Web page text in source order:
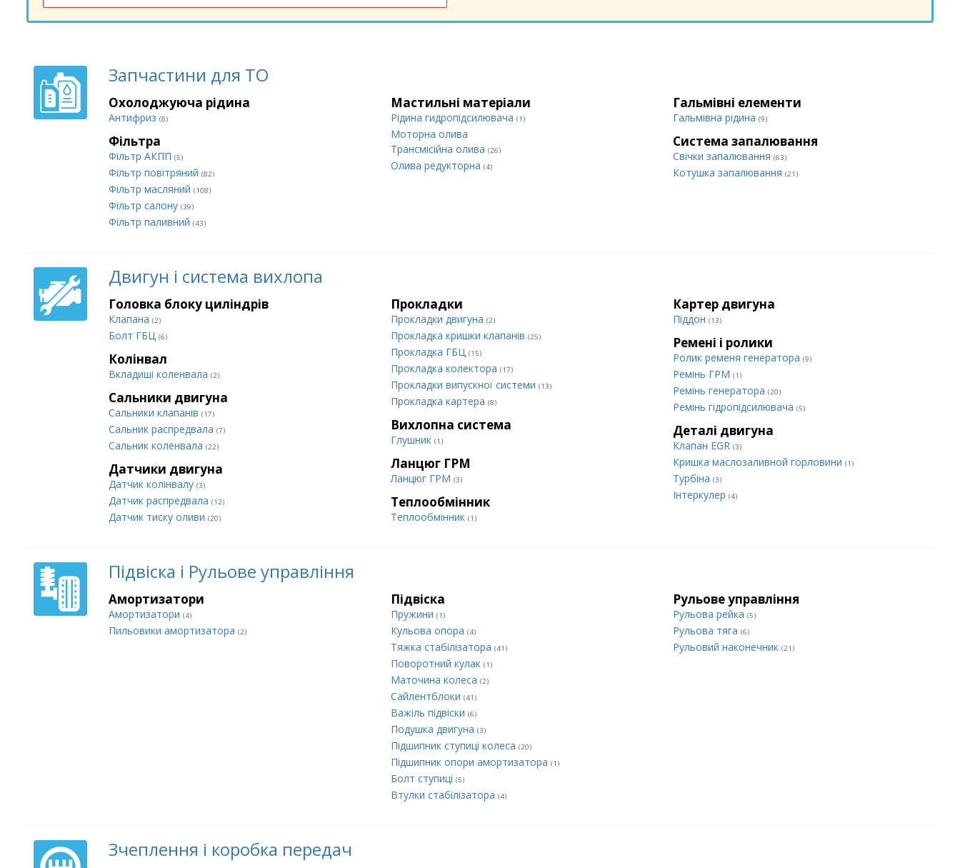
Запчастини для ТО
Охолоджуюча рідина
Антифриз (8)
Мастильні матеріали
Рідина гидропідсилювача (1)
Моторна олива
Трансмісійна олива (26)
Олива редукторна (4)
Гальмівні елементи
Гальмівна рідина (9)
Фільтра
Фільтр АКПП (5)
Фільтр повітряний (82)
Фільтр масляний (108)
Фільтр салону (39)
Фільтр паливний (43)
Система запалювання
Свічки запалювання (63)
Котушка запалювання (21)
Двигун і система вихлопа
Головка блоку циліндрів
Клапана (2)
Болт ГБЦ (6)
Прокладки
Прокладки двигуна (2)
Прокладка кришки клапанів (25)
Прокладка ГБЦ (15)
Прокладка колектора (17)
Прокладки випускної системи (13)
Прокладка картера (8)
Картер двигуна
Піддон (13)
Ремені і ролики
Ролик ременя генератора (9)
Ремінь ГРМ (1)
Ремінь генератора (20)
Ремінь гідропідсилювача (5)
Колінвал
Вкладиші коленвала (2)
Сальники двигуна
Сальники клапанів (17)
Сальник распредвала (7)
Сальник коленвала (22)
Вихлопна система
Глушник (1)
Деталі двигуна
Клапан EGR (3)
Кришка маслозаливной горловини (1)
Турбіна (3)
Інтеркулер (4)
Ланцюг ГРМ
Ланцюг ГРМ (3)
Датчики двигуна
Датчик колінвалу (3)
Датчик распредвала (12)
Датчик тиску оливи (20)
Теплообмінник
Теплообмінник (1)
Підвіска і Рульове управління
Амортизатори
Амортизатори (4)
Пильовики амортизатора (2)
Підвіска
Пружини (1)
Кульова опора (4)
Тяжка стабілізатора (41)
Поворотний кулак (1)
Маточина колеса (2)
Сайлентблоки (41)
Важіль підвіски (6)
Подушка двигуна (3)
Підшипник ступиці колеса (20)
Підшипник опори амортизатора (1)
Болт ступиці (5)
Втулки стабілізатора (4)
Рульове управління
Рульова рейка (5)
Рульова тяга (6)
Рульовий наконечник (21)
Зчеплення і коробка передач